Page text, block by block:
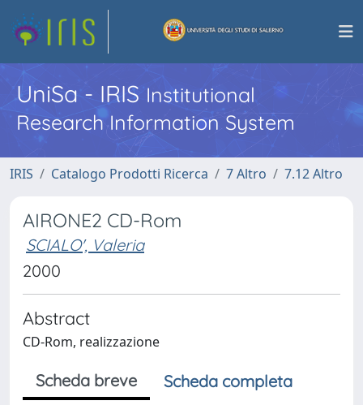
UniSa - IRISInstitutional
Research Information System
IRIS Catalogo Prodotti Ricerca 7 Altro 7.12 Altro
AIRONE2 CD-Rom
SCIALO', Valeria
2000
Abstract
CD-Rom, realizzazione
Scheda breve
Scheda completa